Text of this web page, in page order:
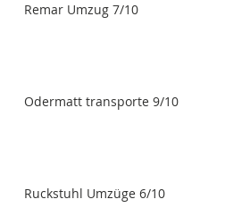
Remar Umzug 7/10
Odermatt transporte 9/10
Ruckstuhl Umzüge 6/10